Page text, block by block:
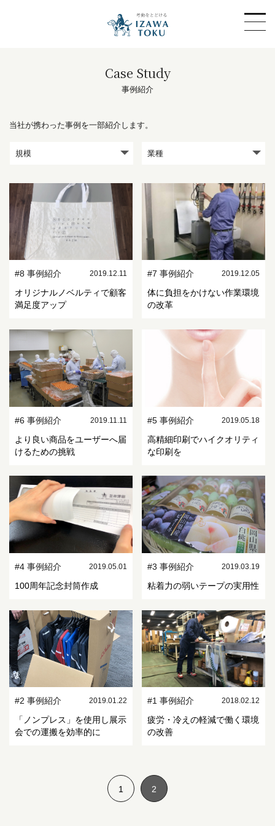
Case Study
事例紹介
当社が携わった事例を一部紹介します。
規模 業種
#8 事例紹介 2019.12.11
オリジナルノベルティで顧客
満足度アップ
#7 事例紹介 2019.12.05
体に負担をかけない作業環境
の改革
#6 事例紹介 2019.11.11
より良い商品をユーザーへ届
けるための挑戦
#5 事例紹介 2019.05.18
高精細印刷でハイクオリティ
な印刷を
#4 事例紹介 2019.05.01
100周年記念封筒作成
#3 事例紹介 2019.03.19
粘着力の弱いテープの実用性
#2 事例紹介 2019.01.22
「ノンプレス」を使用し展示
会での運搬を効率的に
#1 事例紹介 2018.02.12
疲労・冷えの軽減で働く環境
の改善
1 2